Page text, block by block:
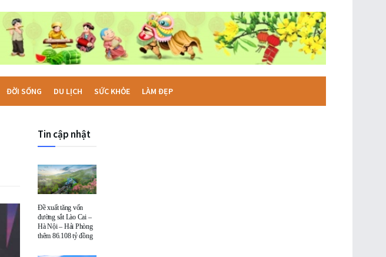
ĐỜI SỐNG DU LỊCH SỨC KHỎE LÀM ĐẸP
Tin cập nhật
Đề xuất tăng vốn
đường sắt Lào Cai –
Hà Nội – Hải Phòng
thêm 86.108 tỷ đồng